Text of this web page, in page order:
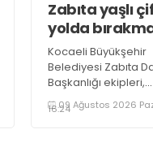
Zabıta yaşlı
yolda
Kocaeli Büyükşehir
Belediyesi Zabıta
Başkanlığı ekipleri,
Belçika’dan geldiği
öğrenilen yaşlı bir
09 Ağustos 2026
16:24